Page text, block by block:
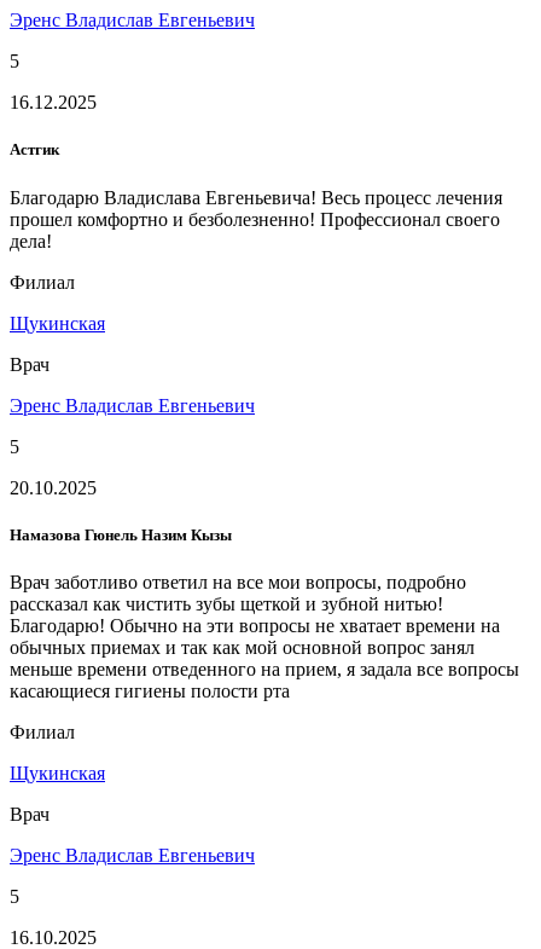
Эренс Владислав Евгеньевич
5
16.12.2025
Астгик
Благодарю Владислава Евгеньевича! Весь процесс лечения
прошел комфортно и безболезненно! Профессионал своего
дела!
Филиал
Щукинская
Врач
Эренс Владислав Евгеньевич
5
20.10.2025
Намазова Гюнель Назим Кызы
Врач заботливо ответил на все мои вопросы, подробно
рассказал как чистить зубы щеткой и зубной нитью!
Благодарю! Обычно на эти вопросы не хватает времени на
обычных приемах и так как мой основной вопрос занял
меньше времени отведенного на прием, я задала все вопросы
касающиеся гигиены полости рта ️
Филиал
Щукинская
Врач
Эренс Владислав Евгеньевич
5
16.10.2025